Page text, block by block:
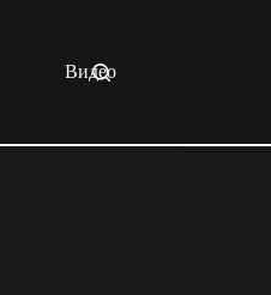
Видео